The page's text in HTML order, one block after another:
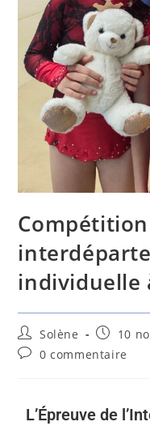
Compétition
individuelle
Solène 10
0 commentaire
L’Épreuve de